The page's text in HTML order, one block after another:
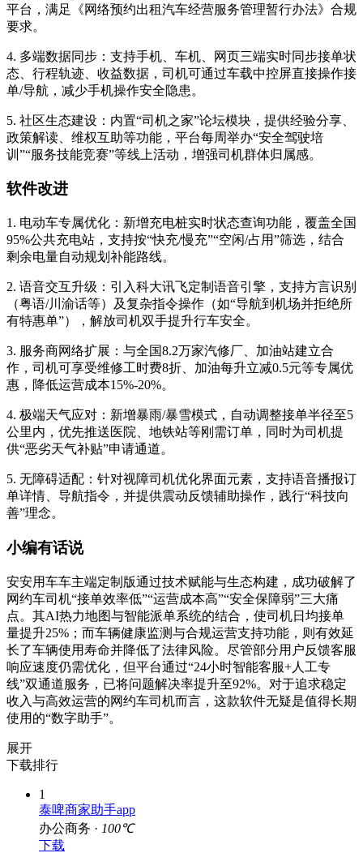
平台，满足《网络预约出租汽车经营服务管理暂行办法》合规
要求。
4. 多端数据同步：支持手机、车机、网页三端实时同步接单状
态、行程轨迹、收益数据，司机可通过车载中控屏直接操作接
单/导航，减少手机操作安全隐患。
5. 社区生态建设：内置“司机之家”论坛模块，提供经验分享、
政策解读、维权互助等功能，平台每周举办“安全驾驶培
训”“服务技能竞赛”等线上活动，增强司机群体归属感。
软件改进
1. 电动车专属优化：新增充电桩实时状态查询功能，覆盖全国
95%公共充电站，支持按“快充/慢充”“空闲/占用”筛选，结合
剩余电量自动规划补能路线。
2. 语音交互升级：引入科大讯飞定制语音引擎，支持方言识别
（粤语/川渝话等）及复杂指令操作（如“导航到机场并拒绝所
有特惠单”），解放司机双手提升行车安全。
3. 服务商网络扩展：与全国8.2万家汽修厂、加油站建立合
作，司机可享受维修工时费8折、加油每升立减0.5元等专属优
惠，降低运营成本15%-20%。
4. 极端天气应对：新增暴雨/暴雪模式，自动调整接单半径至5
公里内，优先推送医院、地铁站等刚需订单，同时为司机提
供“恶劣天气补贴”申请通道。
5. 无障碍适配：针对视障司机优化界面元素，支持语音播报订
单详情、导航指令，并提供震动反馈辅助操作，践行“科技向
善”理念。
小编有话说
安安用车车主端定制版通过技术赋能与生态构建，成功破解了
网约车司机“接单效率低”“运营成本高”“安全保障弱”三大痛
点。其AI热力地图与智能派单系统的结合，使司机日均接单
量提升25%；而车辆健康监测与合规运营支持功能，则有效延
长了车辆使用寿命并降低了法律风险。尽管部分用户反馈客服
响应速度仍需优化，但平台通过“24小时智能客服+人工专
线”双通道服务，已将问题解决率提升至92%。对于追求稳定
收入与高效运营的网约车司机而言，这款软件无疑是值得长期
使用的“数字助手”。
展开
下载排行
1
泰啤商家助手app
办公商务 · 100℃
下载